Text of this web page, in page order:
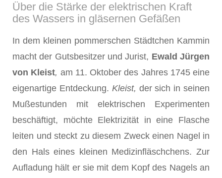
Über die Stärke der elektrischen Kraft
des Wassers in gläsernen Gefäßen
In dem kleinen pommerschen Städtchen Kammin
macht der Gutsbesitzer und Jurist, Ewald Jürgen
von Kleist, am 11. Oktober des Jahres 1745 eine
eigenartige Entdeckung. Kleist, der sich in seinen
Mußestunden mit elektrischen Experimenten
beschäftigt, möchte Elektrizität in eine Flasche
leiten und steckt zu diesem Zweck einen Nagel in
den Hals eines kleinen Medizinfläschchens. Zur
Aufladung hält er sie mit dem Kopf des Nagels an